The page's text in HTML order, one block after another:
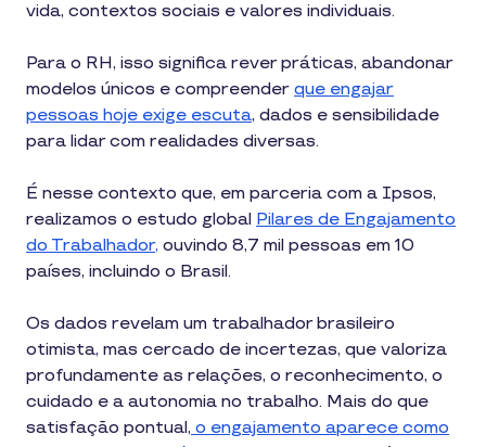
vida, contextos sociais e valores individuais.
Para o RH, isso significa rever práticas, abandonar
modelos únicos e compreender que engajar
pessoas hoje exige escuta, dados e sensibilidade
para lidar com realidades diversas.
É nesse contexto que, em parceria com a Ipsos,
realizamos o estudo global Pilares de Engajamento
do Trabalhador, ouvindo 8,7 mil pessoas em 10
países, incluindo o Brasil.
Os dados revelam um trabalhador brasileiro
otimista, mas cercado de incertezas, que valoriza
profundamente as relações, o reconhecimento, o
cuidado e a autonomia no trabalho. Mais do que
satisfação pontual, o engajamento aparece como